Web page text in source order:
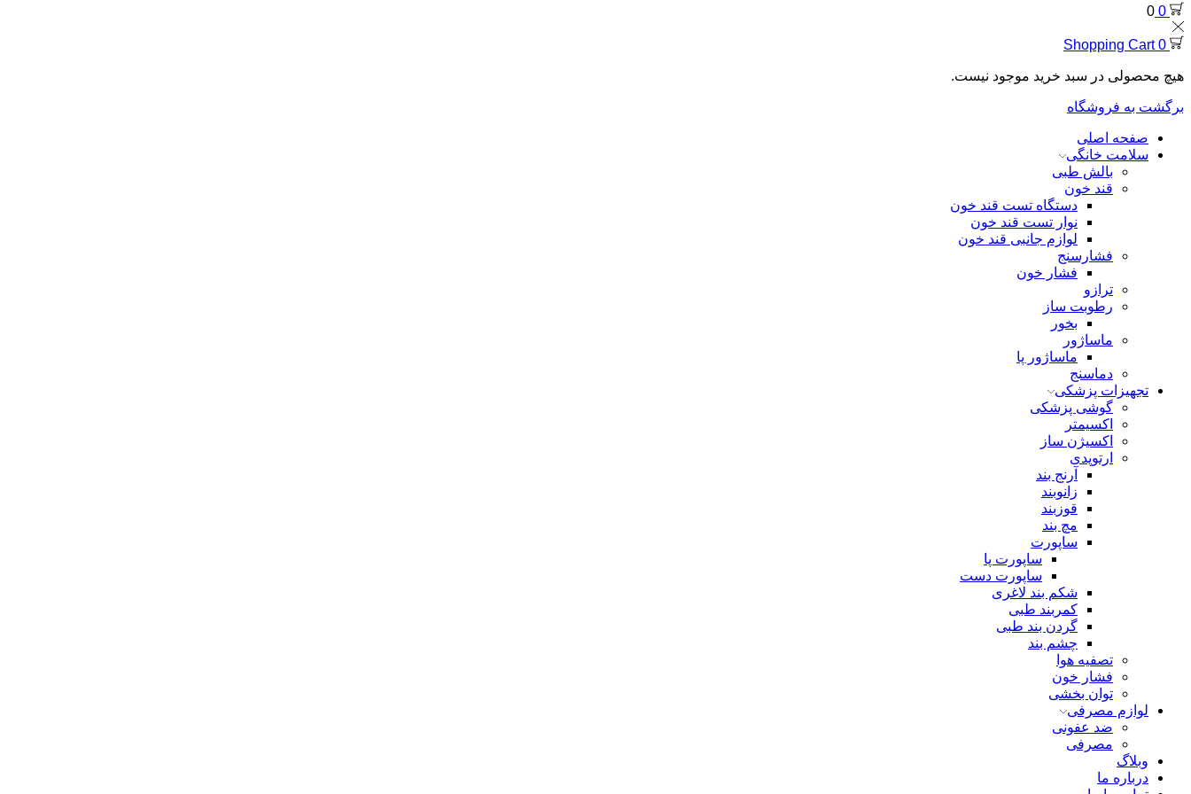
0
0
0
Shopping Cart
هیچ محصولی در سبد خرید موجود نیست.
برگشت به فروشگاه
صفحه اصلی
سلامت خانگی
بالش طبی
قند خون
دستگاه تست قند خون
نوار تست قند خون
لوازم جانبی قند خون
فشارسنج
فشار خون
ترازو
رطوبت ساز
بخور
ماساژور
ماساژور پا
دماسنج
تجهیزات پزشکی
گوشی پزشکی
اکسیمتر
اکسیژن ساز
ارتوپدی
آرنج بند
زانوبند
قوزبند
مچ بند
ساپورت
ساپورت پا
ساپورت دست
شکم بند لاغری
کمربند طبی
گردن بند طبی
چشم بند
تصفیه هوا
فشار خون
توان بخشی
لوازم مصرفی
ضد عفونی
مصرفی
وبلاگ
درباره ما